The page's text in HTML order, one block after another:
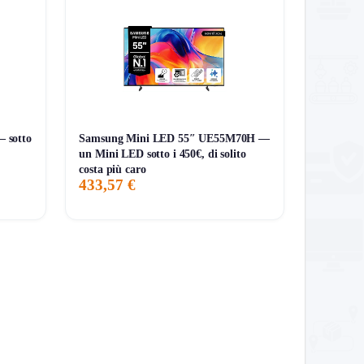
sotto
Samsung Mini LED 55″ UE55M70H —
un Mini LED sotto i 450€, di solito
costa più caro
433,57 €